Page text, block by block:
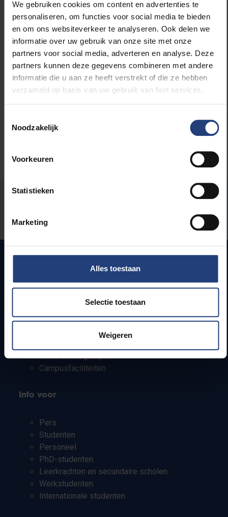
We gebruiken cookies om content en advertenties te
personaliseren, om functies voor social media te bieden
en om ons websiteverkeer te analyseren. Ook delen we
informatie over uw gebruik van onze site met onze
partners voor social media, adverteren en analyse. Deze
partners kunnen deze gegevens combineren met andere
informatie die u aan ze heeft verstrekt of die ze hebben
verzameld op basis van uw gebruik van hun services.
Noodzakelijk
Voorkeuren
Statistieken
Marketing
Alles toestaan
Selectie toestaan
Weigeren
hierover meer op
gva.be
Lees meer over:
Stond er een fout op deze pagina?
Jobs
Onderzoeksgroepen
Campusfaciliteiten
Info voor
Pers
Studenten
Personeel
PhD-studenten
Leerkrachten en secundaire scholen
Werkstudenten
Internationale studenten